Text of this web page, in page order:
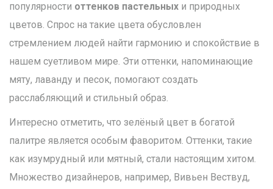
популярности оттенков пастельных и природных
цветов. Спрос на такие цвета обусловлен
стремлением людей найти гармонию и спокойствие в
нашем суетливом мире. Эти оттенки, напоминающие
мяту, лаванду и песок, помогают создать
расслабляющий и стильный образ.
Интересно отметить, что зелёный цвет в богатой
палитре является особым фаворитом. Оттенки, такие
как изумрудный или мятный, стали настоящим хитом.
Множество дизайнеров, например, Вивьен Вествуд,